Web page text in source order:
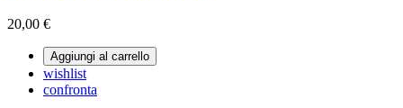
20,00 €
Aggiungi al carrello
wishlist
confronta